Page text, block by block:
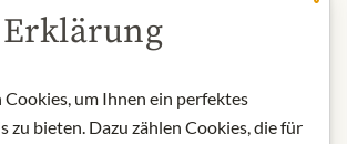
BESCHREIBUNG
um Ihnen ein perfektes
zu bieten. Dazu zählen Cookies, die für